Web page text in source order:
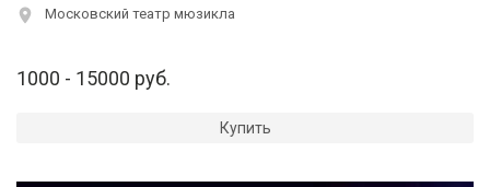
Московский театр мюзикла
1000 - 15000 руб.
Купить